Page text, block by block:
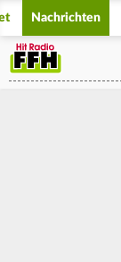
Nachrichten